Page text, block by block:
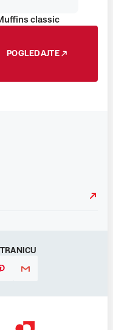
classic
POGLEDAJTE